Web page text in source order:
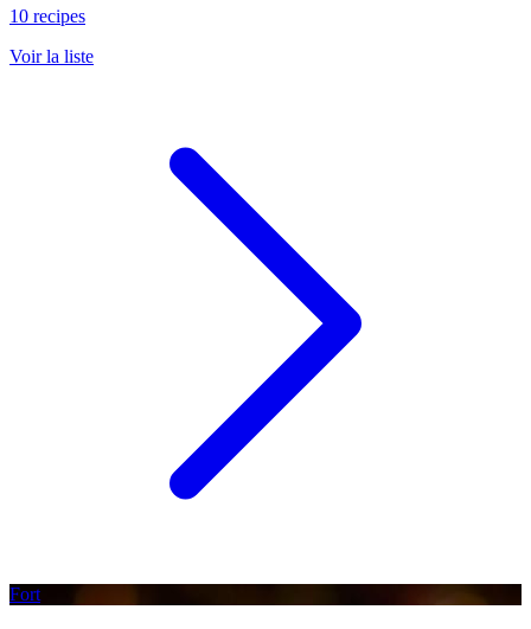
10 recipes
Voir la liste
Fort